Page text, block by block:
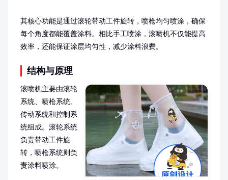
其核心功能是通过滚轮带动工件旋转，喷枪均匀喷涂，确保
每个角度都能覆盖涂料。相比手工喷涂，滚喷机不仅能提高
效率，还能保证涂层均匀性，减少涂料浪费。
结构与原理
滚喷机主要由滚轮
系统、喷枪系统、
传动系统和控制系
统组成。滚轮系统
负责带动工件旋
转，喷枪系统则负
责涂料喷涂。